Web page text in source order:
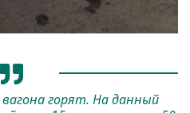
горят. На данный